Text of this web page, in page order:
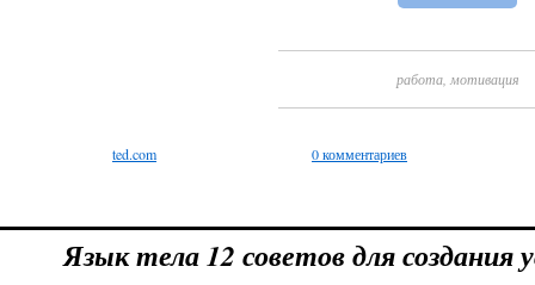
работа, мотивация
ted.com 0 комментариев
Язык тела 12 советов для создания